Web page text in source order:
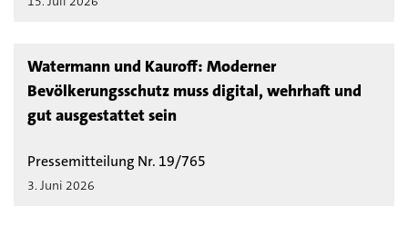
Watermann und Kauroff: Moderner
Bevölkerungsschutz muss digital, wehrhaft und
gut ausgestattet sein
Pressemitteilung Nr. 19/765
3. Juni 2026